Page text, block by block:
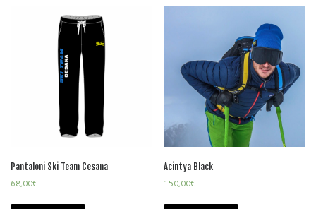
Pantaloni Ski Team Cesana
68,00€
Acintya Black
150,00€